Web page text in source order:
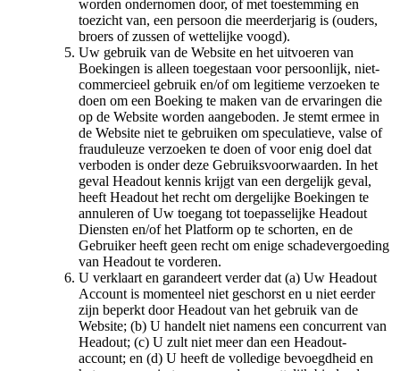
worden ondernomen door, of met toestemming en
toezicht van, een persoon die meerderjarig is (ouders,
broers of zussen of wettelijke voogd).
Uw gebruik van de Website en het uitvoeren van
Boekingen is alleen toegestaan voor persoonlijk, niet-
commercieel gebruik en/of om legitieme verzoeken te
doen om een Boeking te maken van de ervaringen die
op de Website worden aangeboden. Je stemt ermee in
de Website niet te gebruiken om speculatieve, valse of
frauduleuze verzoeken te doen of voor enig doel dat
verboden is onder deze Gebruiksvoorwaarden. In het
geval Headout kennis krijgt van een dergelijk geval,
heeft Headout het recht om dergelijke Boekingen te
annuleren of Uw toegang tot toepasselijke Headout
Diensten en/of het Platform op te schorten, en de
Gebruiker heeft geen recht om enige schadevergoeding
van Headout te vorderen.
U verklaart en garandeert verder dat (a) Uw Headout
Account is momenteel niet geschorst en u niet eerder
zijn beperkt door Headout van het gebruik van de
Website; (b) U handelt niet namens een concurrent van
Headout; (c) U zult niet meer dan een Headout-
account; en (d) U heeft de volledige bevoegdheid en